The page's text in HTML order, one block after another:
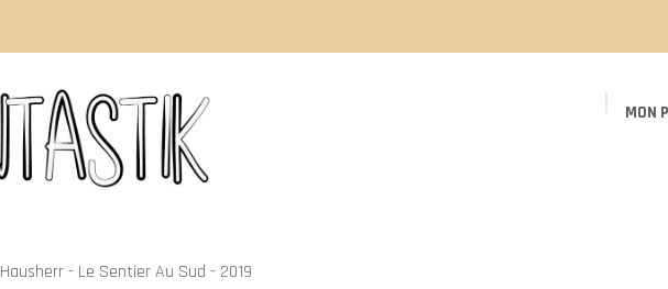
MON
Hausherr - Le Sentier Au Sud - 2019